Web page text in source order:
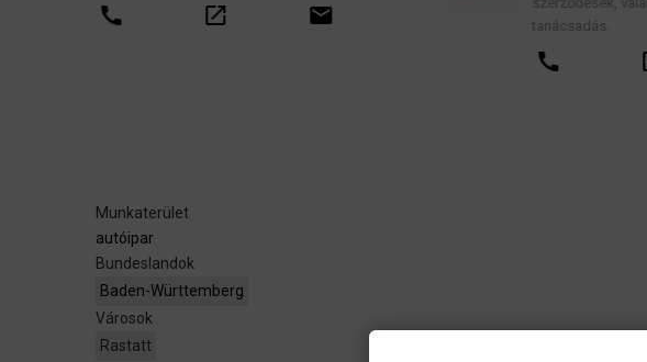
Munkaterület
autóipar
Bundeslandok
Baden-Württemberg
Városok
Rastatt